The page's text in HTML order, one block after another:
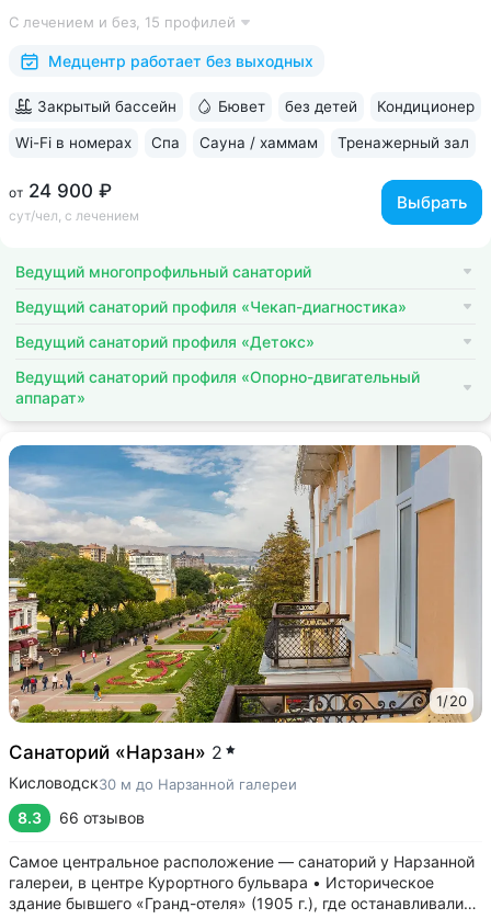
Победитель международной премии The World Luxury Awards.
Премия «Вояж» за лучший велнес-проект...
С лечением и без, 15 профилей
Медцентр работает без выходных
от 24 900 ₽
сут/чел, с лечением
Выбрать
Закрытый бассейн Бювет без детей Кондиционер
Wi-Fi в номерах Спа Сауна / хаммам Тренажерный зал
Ведущий многопрофильный санаторий
Ведущий санаторий профиля «Чекап-диагностика»
Ведущий санаторий профиля «Детокс»
Ведущий санаторий профиля «Опорно-двигательный
аппарат»
1/20
Санаторий «Нарзан» 2
Кисловодск30 м до Нарзанной галереи
8.3 66 отзывов
Самое центральное расположение — санаторий у Нарзанной
галереи, в центре Курортного бульвара • Историческое
здание бывшего «Гранд-отеля» (1905 г.), где останавливались